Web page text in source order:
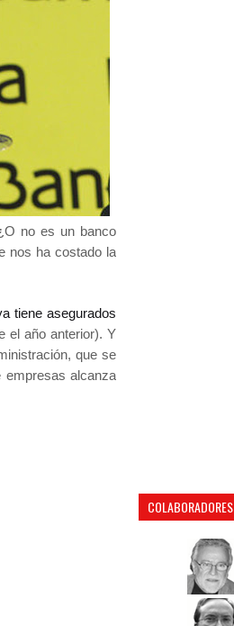
no es un banco
nos ha costado la
tiene asegurados
el año anterior). Y
que se
empresas alcanza
COLABORADORES